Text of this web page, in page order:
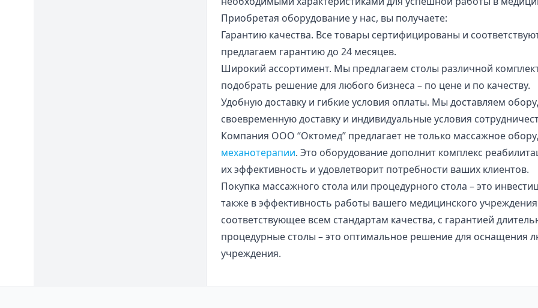
Приобретая оборудование у нас, вы получаете:
Гарантию качества. Все товары сертифицированы и
предлагаем гарантию до 24 месяцев.
Широкий ассортимент. Мы предлагаем столы различной
подобрать решение для любого бизнеса – по цене и по качеству.
Удобную доставку и гибкие условия оплаты. Мы доставляем
своевременную доставку и индивидуальные условия
Компания ООО “Октомед” предлагает не только массажное
механотерапии. Это оборудование дополнит комплекс
их эффективность и удовлетворит потребности ваших клиентов.
Покупка массажного стола или процедурного стола – это
также в эффективность работы вашего медицинского
соответствующее всем стандартам качества, с гарантией
процедурные столы – это оптимальное решение для оснащения
учреждения.